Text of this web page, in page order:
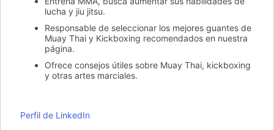
lucha y jiu jitsu.
Responsable de seleccionar los mejores guantes de
Muay Thai y Kickboxing recomendados en nuestra
página.
Ofrece consejos útiles sobre Muay Thai, kickboxing
y otras artes marciales.
Perfil de LinkedIn